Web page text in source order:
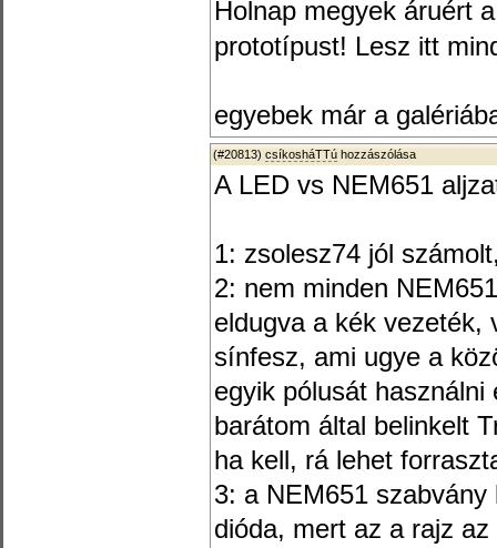
Holnap megyek áruért
prototípust! Lesz itt
egyebek már a
(#20813) csíkosháTTú hozzászólása
A LED vs NEM651
1: zsolesz74 jól
2: nem minden
eldugva a kék vezeték,
sínfesz, ami ugye a
egyik pólusát
barátom által belinkelt
ha kell, rá lehet
3: a NEM651
dióda, mert az a rajz